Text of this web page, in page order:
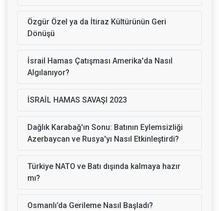
Özgür Özel ya da İtiraz Kültürünün Geri
Dönüşü
İsrail Hamas Çatışması Amerika'da Nasıl
Algılanıyor?
İSRAİL HAMAS SAVAŞI 2023
Dağlık Karabağ'ın Sonu: Batının Eylemsizliği
Azerbaycan ve Rusya'yı Nasıl Etkinleştirdi?
Türkiye NATO ve Batı dışında kalmaya hazır
mı?
Osmanlı’da Gerileme Nasıl Başladı?